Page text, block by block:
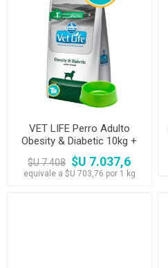
VET LIFE Perro Adulto
Obesity & Diabetic 10kg +
Comedero
$U 7.408 $U 7.037,6
equivale a $U 703,76 por 1 kg